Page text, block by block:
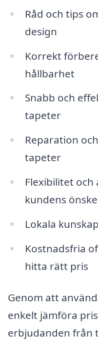
Råd och tips
design
Korrekt
hållbarhet
Snabb och
tapeter
Reparation
tapeter
Flexibilitet
kundens
Lokala
Kostnadsfria
hitta rätt pris
Genom att
enkelt jämföra
erbjudanden från